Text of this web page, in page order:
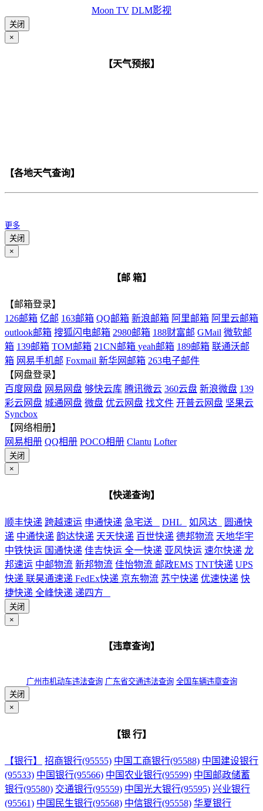
Moon TV DLM影视
关闭
×
【天气预报】
【各地天气查询】
更多
关闭
×
【邮 箱】
【邮箱登录】
126邮箱 亿邮 163邮箱 QQ邮箱 新浪邮箱 阿里邮箱 阿里云邮箱
outlook邮箱 搜狐闪电邮箱 2980邮箱 188财富邮 GMail 微软邮
箱 139邮箱 TOM邮箱 21CN邮箱 yeah邮箱 189邮箱 联通沃邮
箱 网易手机邮 Foxmail 新华网邮箱 263电子邮件
【网盘登录】
百度网盘 网易网盘 够快云库 腾讯微云 360云盘 新浪微盘 139
彩云网盘 城通网盘 微盘 优云网盘 找文件 开普云网盘 坚果云
Syncbox
【网络相册】
网易相册 QQ相册 POCO相册 Clantu Lofter
关闭
×
【快递查询】
顺丰快递 跨越速运 申通快递 急宅送 DHL 如风达
圆通快
递 中通快递 韵达快递 天天快递 百世快递 德邦物流 天地华宇
中铁快运 国通快递 佳吉快运 全一快递 亚风快运 速尔快递 龙
邦速运 中邮物流 新邦物流 佳怡物流 邮政EMS TNT快递 UPS
快递 联昊通速递 FedEx快递 京东物流 苏宁快递 优速快递 快
捷快递 全峰快递 递四方
关闭
×
【违章查询】
广州市机动车违法查询 广东省交通违法查询 全国车辆违章查询
关闭
×
【银 行】
【银行】 招商银行(95555) 中国工商银行(95588) 中国建设银行
(95533) 中国银行(95566) 中国农业银行(95599) 中国邮政储蓄
银行(95580) 交通银行(95559) 中国光大银行(95595) 兴业银行
(95561) 中国民生银行(95568) 中信银行(95558) 华夏银行